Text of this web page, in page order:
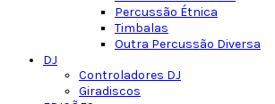
Percussão Étnica
Timbalas
Outra Percussão Diversa
DJ
Controladores DJ
Giradiscos